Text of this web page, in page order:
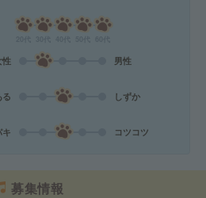
性 男性
しずか
キ コツコツ
募集情報